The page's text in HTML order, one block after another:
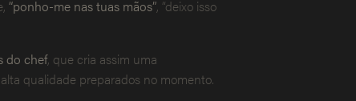
“ponho-me nas tuas mãos”, “deixo isso
do chef, que cria assim uma
qualidade preparados no momento.